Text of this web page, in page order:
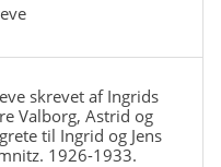
skrevet af Ingrids
Valborg, Astrid og
til Ingrid og Jens
1926-1933.